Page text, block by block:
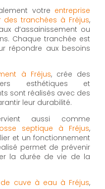
votre entreprise
tranchées à Fréjus,
d’assainissement ou
Chaque tranchée est
répondre aux besoins
à Fréjus, crée des
esthétiques et
sont réalisés avec des
leur durabilité.
aussi comme
septique à Fréjus,
et un fonctionnement
permet de prévenir
la durée de vie de la
cuve à eau à Fréjus,